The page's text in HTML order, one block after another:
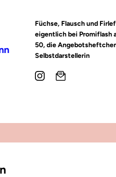
Füchse, Flausch und
eigentlich bei Promiflash
50, die
Selbstdarstellerin